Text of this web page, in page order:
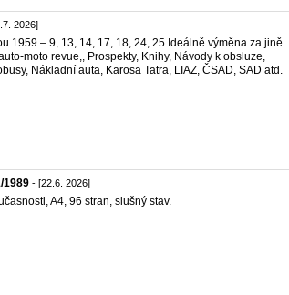
2026]
1959 – 9, 13, 14, 17, 18, 24, 25 Ideálně výměna za jině
moto revue,, Prospekty, Knihy, Návody k obsluze,
Nákladní auta, Karosa Tatra, LIAZ, ČSAD, SAD atd.
1989 - [22.6. 2026]
A4, 96 stran, slušný stav.